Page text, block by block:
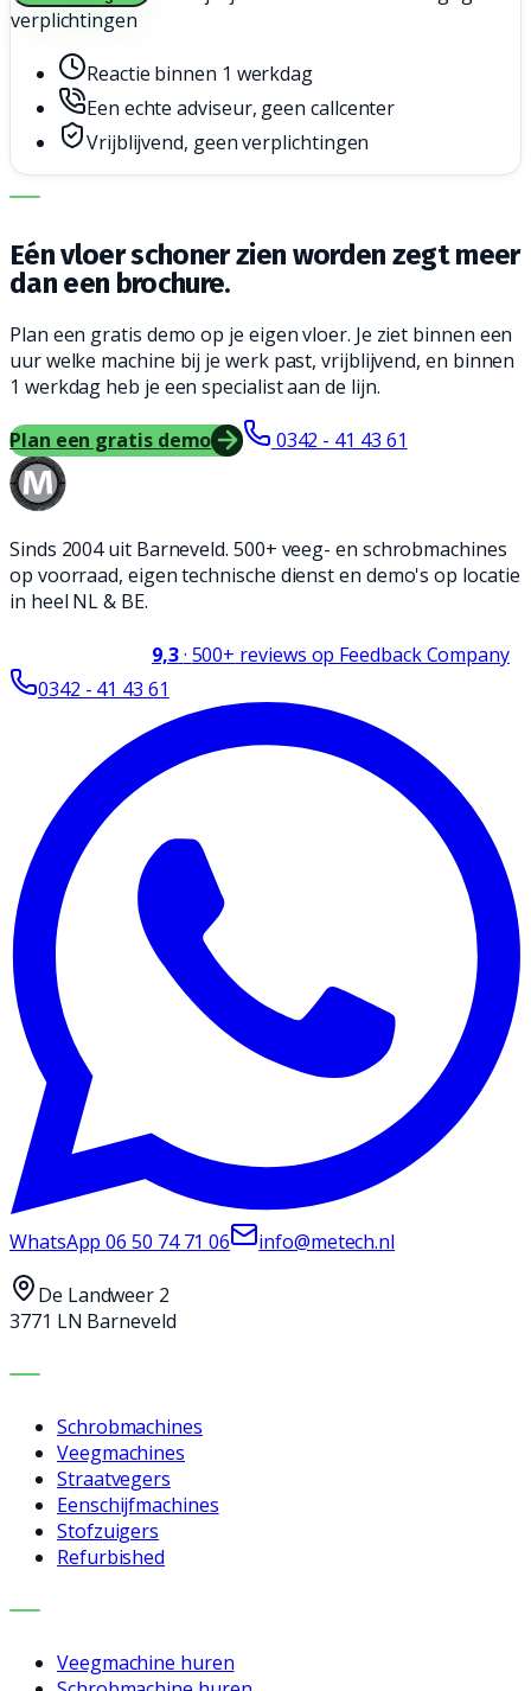
verplichtingen
Reactie binnen 1 werkdag
Een echte adviseur, geen callcenter
Vrijblijvend, geen verplichtingen
DE JUISTE MACHINE. DE BESTE SERVICE.
Eén vloer schoner zien worden zegt meer
dan een brochure.
Plan een gratis demo op je eigen vloer. Je ziet binnen een
uur welke machine bij je werk past, vrijblijvend, en binnen
1 werkdag heb je een specialist aan de lijn.
Plan een gratis demo 0342 - 41 43 61
Sinds 2004 uit Barneveld. 500+ veeg- en schrobmachines
op voorraad, eigen technische dienst en demo's op locatie
in heel NL & BE.
9,3· 500+ reviews op Feedback Company
0342 - 41 43 61
WhatsApp06 50 74 71 06 info@metech.nl
De Landweer 2
3771 LN Barneveld
MACHINES
Schrobmachines
Veegmachines
Straatvegers
Eenschijfmachines
Stofzuigers
Refurbished
DIENSTEN
Veegmachine huren